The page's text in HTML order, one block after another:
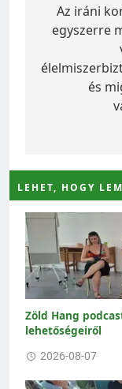
Az iráni
egyszerre
és
LEHET, HOGY
Zöld Hang
lehetőségeiről
2026-08-07